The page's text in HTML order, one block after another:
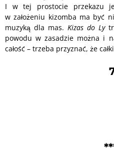
I w tej prostocie przekazu
w założeniu kizomba ma być
muzyką dla mas. Kizas do Ly
powodu w zasadzie można i
całość – trzeba przyznać, że